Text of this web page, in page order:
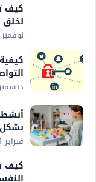
كيف
لخلق
نوفمبر 12, 2024
ديسمبر 15, 2024
فبراير 11, 2025
كيف